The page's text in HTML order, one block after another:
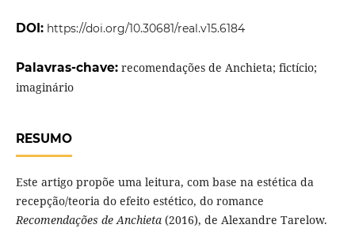
DOI: https://doi.org/10.30681/real.v15.6184
Palavras-chave: recomendações de Anchieta; fictício;
imaginário
RESUMO
Este artigo propõe uma leitura, com base na estética da
recepção/teoria do efeito estético, do romance
Recomendações de Anchieta(2016), de Alexandre Tarelow.